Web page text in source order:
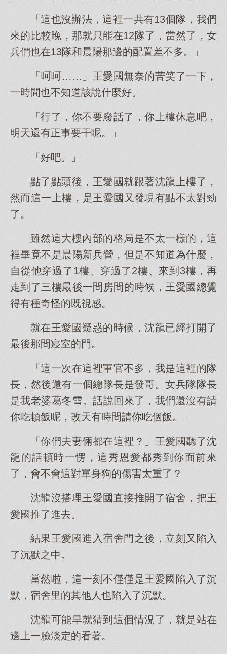
「這也沒辦法，這裡一共有13個隊，我們
來的比較晚，那就只能在12隊了，當然了，女
兵們也在13隊和晨陽那邊的配置差不多。」
「呵呵……」王愛國無奈的苦笑了一下，
一時間也不知道該說什麼好。
「行了，你不要廢話了，你上樓休息吧，
明天還有正事要干呢。」
「好吧。」
點了點頭後，王愛國就跟著沈龍上樓了，
然而這一上樓，是王愛國又發現有點不太對勁
了。
雖然這大樓內部的格局是不太一樣的，這
裡畢竟不是晨陽新兵營，但是不知道為什麼，
自從他穿過了1樓、穿過了2樓、來到3樓，再
走到了三樓最後一間房間的時候，王愛國總覺
得有種奇怪的既視感。
就在王愛國疑惑的時候，沈龍已經打開了
最後那間寢室的門。
「這一次在這裡軍官不多，我是這裡的隊
長，然後還有一個總隊長是發哥。女兵隊隊長
是我老婆葛冬雪。話說回來了，我們還沒有請
你吃頓飯呢，改天有時間請你吃個飯。」
「你們夫妻倆都在這裡？」王愛國聽了沈
龍的話頓時一愣，這秀恩愛都秀到你面前來
了，會不會這對單身狗的傷害太重了？
沈龍沒搭理王愛國直接推開了宿舍，把王
愛國推了進去。
結果王愛國進入宿舍門之後，立刻又陷入
了沉默之中。
當然啦，這一刻不僅僅是王愛國陷入了沉
默，宿舍里的其他人也陷入了沉默。
沈龍可能早就猜到這個情況了，就是站在
邊上一臉淡定的看著。